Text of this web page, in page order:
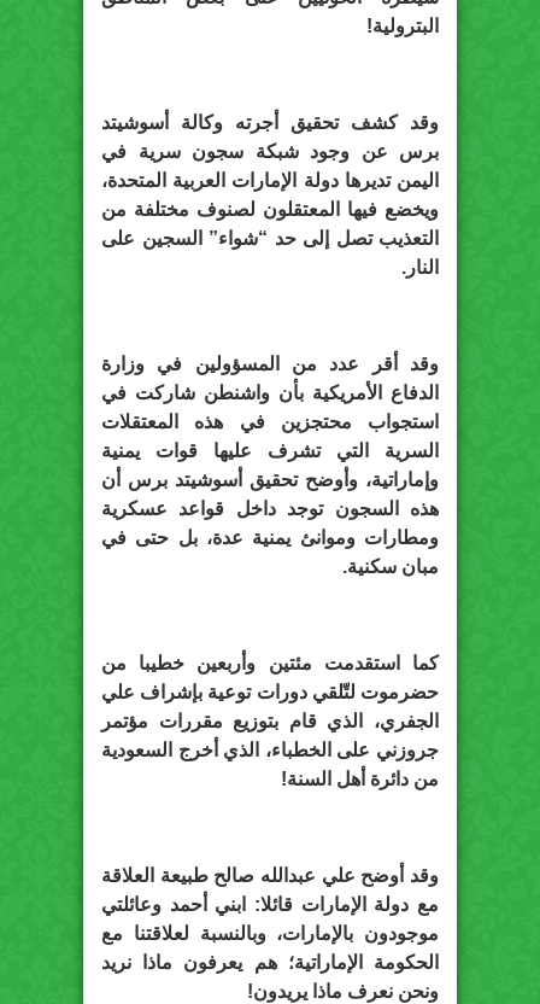
البترولية!
وقد كشف تحقيق أجرته وكالة أسوشيتد
برس عن وجود شبكة سجون سرية في
اليمن تديرها دولة الإمارات العربية المتحدة،
ويخضع فيها المعتقلون لصنوف مختلفة من
التعذيب تصل إلى حد “شواء” السجين على
النار.
وقد أقر عدد من المسؤولين في وزارة
الدفاع الأمريكية بأن واشنطن شاركت في
استجواب محتجزين في هذه المعتقلات
السرية التي تشرف عليها قوات يمنية
وإماراتية، وأوضح تحقيق أسوشيتد برس أن
هذه السجون توجد داخل قواعد عسكرية
ومطارات وموانئ يمنية عدة، بل حتى في
مبان سكنية.
كما استقدمت مئتين وأربعين خطيبا من
حضرموت لتّلقي دورات توعية بإشراف علي
الجفري، الذي قام بتوزيع مقررات مؤتمر
جروزني على الخطباء، الذي أخرج السعودية
من دائرة أهل السنة!
وقد أوضح علي عبدالله صالح طبيعة العلاقة
مع دولة الإمارات قائلا: ابني أحمد وعائلتي
موجودون بالإمارات، وبالنسبة لعلاقتنا مع
الحكومة الإماراتية؛ هم يعرفون ماذا نريد
ونحن نعرف ماذا يريدون!